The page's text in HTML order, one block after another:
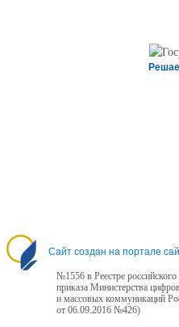
Сайт создан на портале
№1556 в Реестре
приказа Министерства
и массовых коммуникаций
от 06.09.2016 №426)